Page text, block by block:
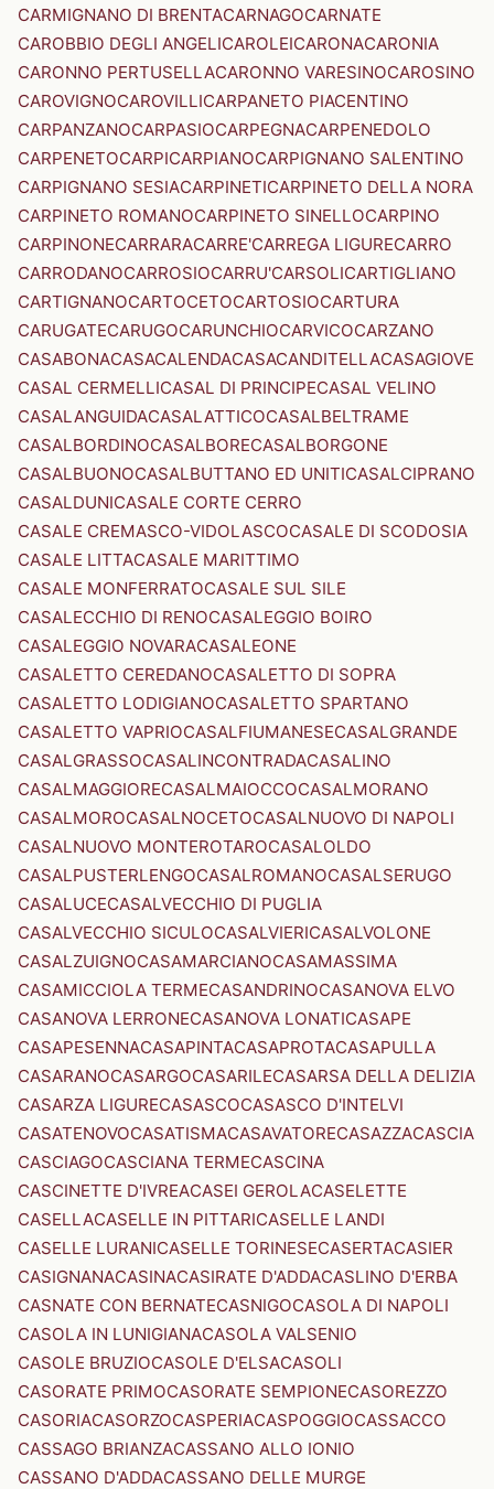
CARMIGNANO DI BRENTACARNAGOCARNATE
CAROBBIO DEGLI ANGELICAROLEICARONACARONIA
CARONNO PERTUSELLACARONNO VARESINOCAROSINO
CAROVIGNOCAROVILLICARPANETO PIACENTINO
CARPANZANOCARPASIOCARPEGNACARPENEDOLO
CARPENETOCARPICARPIANOCARPIGNANO SALENTINO
CARPIGNANO SESIACARPINETICARPINETO DELLA NORA
CARPINETO ROMANOCARPINETO SINELLOCARPINO
CARPINONECARRARACARRE'CARREGA LIGURECARRO
CARRODANOCARROSIOCARRU'CARSOLICARTIGLIANO
CARTIGNANOCARTOCETOCARTOSIOCARTURA
CARUGATECARUGOCARUNCHIOCARVICOCARZANO
CASABONACASACALENDACASACANDITELLACASAGIOVE
CASAL CERMELLICASAL DI PRINCIPECASAL VELINO
CASALANGUIDACASALATTICOCASALBELTRAME
CASALBORDINOCASALBORECASALBORGONE
CASALBUONOCASALBUTTANO ED UNITICASALCIPRANO
CASALDUNICASALE CORTE CERRO
CASALE CREMASCO-VIDOLASCOCASALE DI SCODOSIA
CASALE LITTACASALE MARITTIMO
CASALE MONFERRATOCASALE SUL SILE
CASALECCHIO DI RENOCASALEGGIO BOIRO
CASALEGGIO NOVARACASALEONE
CASALETTO CEREDANOCASALETTO DI SOPRA
CASALETTO LODIGIANOCASALETTO SPARTANO
CASALETTO VAPRIOCASALFIUMANESECASALGRANDE
CASALGRASSOCASALINCONTRADACASALINO
CASALMAGGIORECASALMAIOCCOCASALMORANO
CASALMOROCASALNOCETOCASALNUOVO DI NAPOLI
CASALNUOVO MONTEROTAROCASALOLDO
CASALPUSTERLENGOCASALROMANOCASALSERUGO
CASALUCECASALVECCHIO DI PUGLIA
CASALVECCHIO SICULOCASALVIERICASALVOLONE
CASALZUIGNOCASAMARCIANOCASAMASSIMA
CASAMICCIOLA TERMECASANDRINOCASANOVA ELVO
CASANOVA LERRONECASANOVA LONATICASAPE
CASAPESENNACASAPINTACASAPROTACASAPULLA
CASARANOCASARGOCASARILECASARSA DELLA DELIZIA
CASARZA LIGURECASASCOCASASCO D'INTELVI
CASATENOVOCASATISMACASAVATORECASAZZACASCIA
CASCIAGOCASCIANA TERMECASCINA
CASCINETTE D'IVREACASEI GEROLACASELETTE
CASELLACASELLE IN PITTARICASELLE LANDI
CASELLE LURANICASELLE TORINESECASERTACASIER
CASIGNANACASINACASIRATE D'ADDACASLINO D'ERBA
CASNATE CON BERNATECASNIGOCASOLA DI NAPOLI
CASOLA IN LUNIGIANACASOLA VALSENIO
CASOLE BRUZIOCASOLE D'ELSACASOLI
CASORATE PRIMOCASORATE SEMPIONECASOREZZO
CASORIACASORZOCASPERIACASPOGGIOCASSACCO
CASSAGO BRIANZACASSANO ALLO IONIO
CASSANO D'ADDACASSANO DELLE MURGE